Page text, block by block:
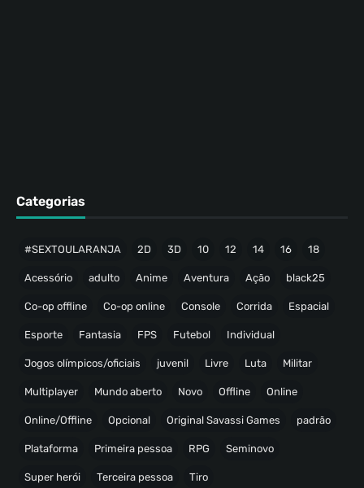
Categorias
#SEXTOULARANJA 2D 3D 10 12 14 16 18
Acessório adulto Anime Aventura Ação black25
Co-op offline Co-op online Console Corrida Espacial
Esporte Fantasia FPS Futebol Individual
Jogos olímpicos/oficiais juvenil Livre Luta Militar
Multiplayer Mundo aberto Novo Offline Online
Online/Offline Opcional Original Savassi Games padrão
Plataforma Primeira pessoa RPG Seminovo
Super herói Terceira pessoa Tiro